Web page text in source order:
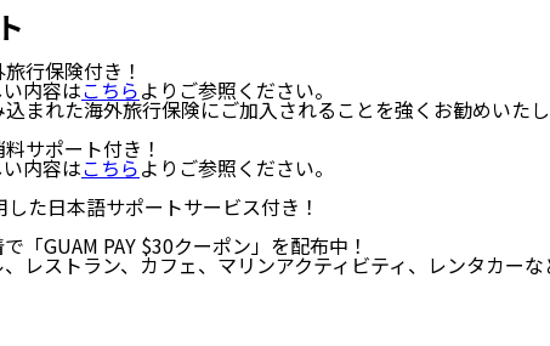
行保険付き！
内容はこちらよりご参照ください。
まれた海外旅行保険にご加入されることを強くお勧めいたし
サポート付き！
内容はこちらよりご参照ください。
た日本語サポートサービス付き！
GUAM PAY $30クーポン」を配布中！
レストラン、カフェ、マリンアクティビティ、レンタカー